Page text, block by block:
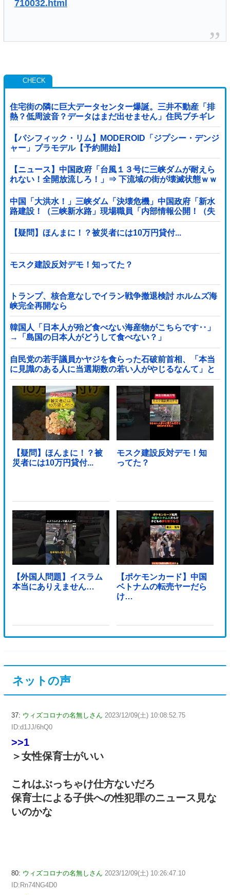
710032.html
住宅街の隣に巨大データセンター爆誕。三井不動産「排
熱？低周波音？データはまだ出せません」住民ブチギレ
【パシフィック・リム】MODEROID「ジプシー・デンジ
ャー」プラモデル【予約開始】
【ニュース】中国政府「台風１３号に三峡ダムが耐えら
れない！全開放流しろ！」⇒ 下流域の街が壊滅状態ｗｗ
ｗｗｗ
中国「大洪水！」三峡ダム「決壊危機」中国政府「新水
路建設！（三峡新水路」現場職員「内部情報公開！（失
踪」湖南省「三峡放流情報（画像」台風13号「...
【疑問】ほんまに！？被災者には10万円貸付...
モスク建設反対デモ！知ってた？
トランプ、核合意なしでイラン戦争撤退検討 ホルムズ海
峡完全再開なら
韓国人「日本人が殆ど食べない海産物がこちらです‥」
→「島国の日本人がどうして食べない？」
自民党の若手議員かヤジを食らった石破前首相、「本当
に見識のある人に当選期数の若い人がやじるなんて」と
不満たらたらな様子を見せて……他
【疑問】ほんまに！？被
災者には10万円貸付...
モスク建設反対デモ！知
ってた？
【外国人問題】イスラム
本当にありえません…
【ポケモンカード】中国
ベトナムの転売ヤーだら
け…
ネットの声
37: ウィズコロナの名無しさん 2023/12/09(土) 10:08:52.75
ID:d1JJ/6hQ0
>>1
＞女性保育士がいい
これはぶっちゃけ仕方ないだろ
保育士による子供への性犯罪のニュース見な
いのかな
80: ウィズコロナの名無しさん 2023/12/09(土) 10:26:47.10
ID:Rn74NG4D0